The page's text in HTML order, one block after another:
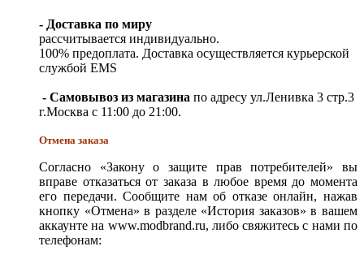
- Доставка по миру
рассчитывается индивидуально.
100% предоплата. Доставка осуществляется курьерской
службой EMS
- Самовывоз из магазина по адресу ул.Ленивка 3 стр.3
г.Москва с 11:00 до 21:00.
Отмена заказа
Согласно «Закону о защите прав потребителей» вы
вправе отказаться от заказа в любое время до момента
его передачи. Сообщите нам об отказе онлайн, нажав
кнопку «Отмена» в разделе «История заказов» в вашем
аккаунте на www.modbrand.ru, либо свяжитесь с нами по
телефонам: